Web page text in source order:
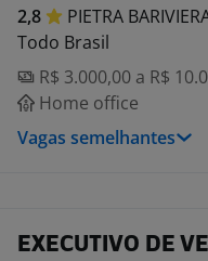
2,8 PIETRA
Todo Brasil
R$ 3.000,00 a R$
Home office
Vagas semelhantes
EXECUTIVO DE